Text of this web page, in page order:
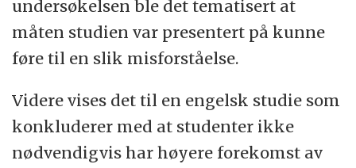
undersøkelsen ble det tematisert at
måten studien var presentert på kunne
føre til en slik misforståelse.
Videre vises det til en engelsk studie som
konkluderer med at studenter ikke
nødvendigvis har høyere forekomst av